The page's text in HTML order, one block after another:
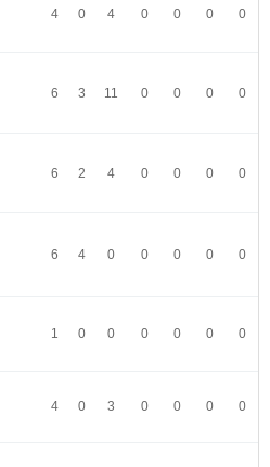
4 0 4 0 0 0 0
6 3 11 0 0 0 0
6 2 4 0 0 0 0
6 4 0 0 0 0 0
1 0 0 0 0 0 0
4 0 3 0 0 0 0